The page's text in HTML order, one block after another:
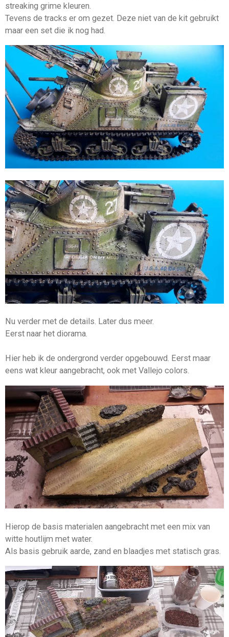
streaking grime kleuren.
Tevens de tracks er om gezet. Deze niet van de kit gebruikt
maar een set die ik nog had.
Nu verder met de details. Later dus meer.
Eerst naar het diorama.
Hier heb ik de ondergrond verder opgebouwd. Eerst maar
eens wat kleur aangebracht, ook met Vallejo colors.
Hierop de basis materialen aangebracht met een mix van
witte houtlijm met water.
Als basis gebruik aarde, zand en blaadjes met statisch gras.